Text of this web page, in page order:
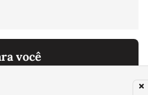
você